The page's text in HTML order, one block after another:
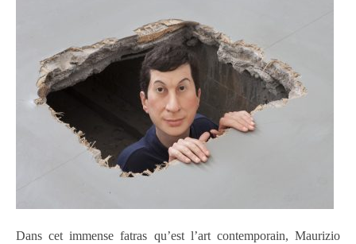
Dans cet immense fatras qu’est l’art contemporain, Maurizio